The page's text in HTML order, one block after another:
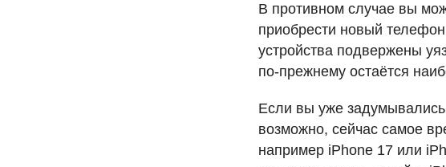
В противном случае вы
приобрести новый
устройства подвержены
по-прежнему остаётся
Если вы уже
возможно, сейчас самое
например iPhone 17 или